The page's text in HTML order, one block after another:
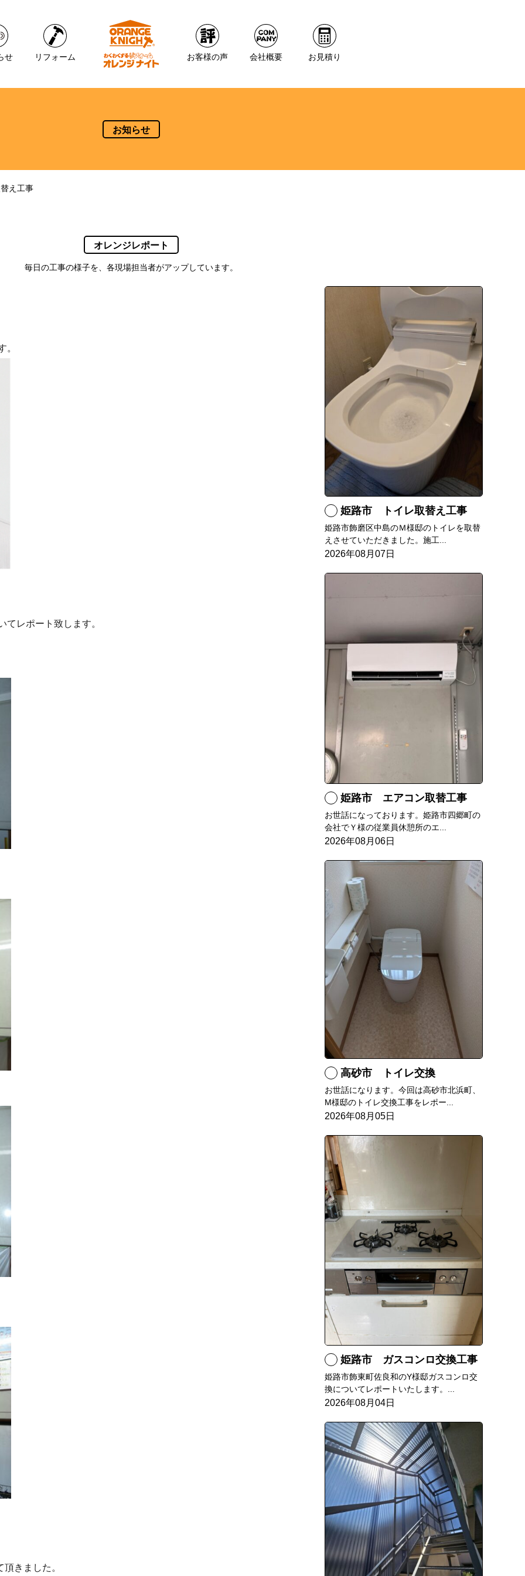
せ リフォーム お客様の声 会社概要 お見積り
お知らせ
え工事
オレンジレポート
毎日の工事の様子を、各現場担当者がアップしています。
。
レポート致します。
きました。
姫路市 トイレ取替え工事
姫路市飾磨区中島のＭ様邸のトイレを取替
えさせていただきました。施工...
2026年08月07日
姫路市 エアコン取替工事
お世話になっております。姫路市四郷町の
会社でＹ様の従業員休憩所のエ...
2026年08月06日
高砂市 トイレ交換
お世話になります。今回は高砂市北浜町、
M様邸のトイレ交換工事をレポー...
2026年08月05日
姫路市 ガスコンロ交換工事
姫路市飾東町佐良和のY様邸ガスコンロ交
換についてレポートいたします。...
2026年08月04日